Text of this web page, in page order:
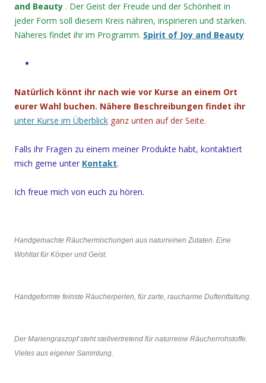
and Beauty . Der Geist der Freude und der Schönheit in
jeder Form soll diesem Kreis nähren, inspirieren und stärken.
Näheres findet ihr im Programm. Spirit of Joy and Beauty
Natürlich könnt ihr nach wie vor Kurse an einem Ort
eurer Wahl buchen. Nähere Beschreibungen findet ihr
unter Kurse im Überblick ganz unten auf der Seite.
Falls ihr Fragen zu einem meiner Produkte habt, kontaktiert
mich gerne unter Kontakt.
Ich freue mich von euch zu hören.
Handgemachte Räuchermischungen aus naturreinen Zutaten. Eine
Wohltat für Körper und Geist.
Handgeformte feinste Räucherperlen, für zarte, raucharme Duftentfaltung.
Der Mariengraszopf steht stellvertretend für naturreine Räucherrohstoffe.
Vieles aus eigener Sammlung.